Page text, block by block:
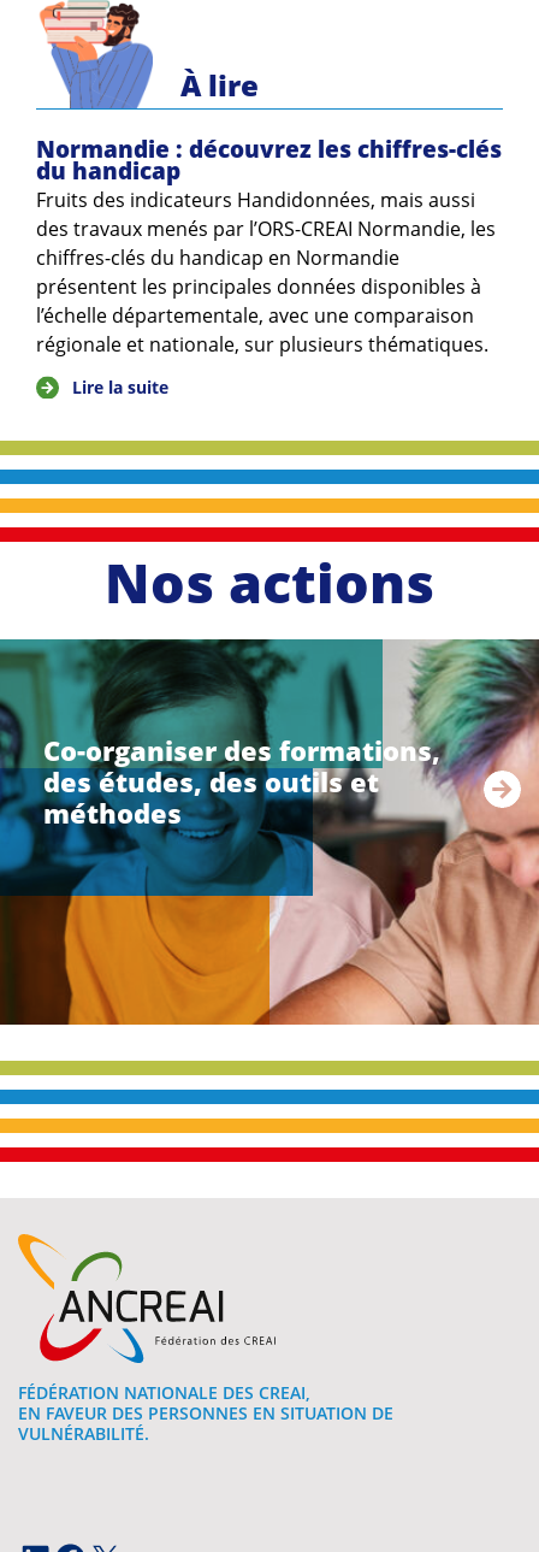
À lire
Normandie : découvrez les chiffres-clés
du handicap
Fruits des indicateurs Handidonnées, mais aussi
des travaux menés par l’ORS-CREAI Normandie, les
chiffres-clés du handicap en Normandie
présentent les principales données disponibles à
l’échelle départementale, avec une comparaison
régionale et nationale, sur plusieurs thématiques.
Lire la suite
Nos actions
Co-organiser des formations,
des études, des outils et
méthodes
li
r
e
u
i
t
e
FÉDÉRATION NATIONALE DES CREAI,
EN FAVEUR DES PERSONNES EN SITUATION DE
VULNÉRABILITÉ.